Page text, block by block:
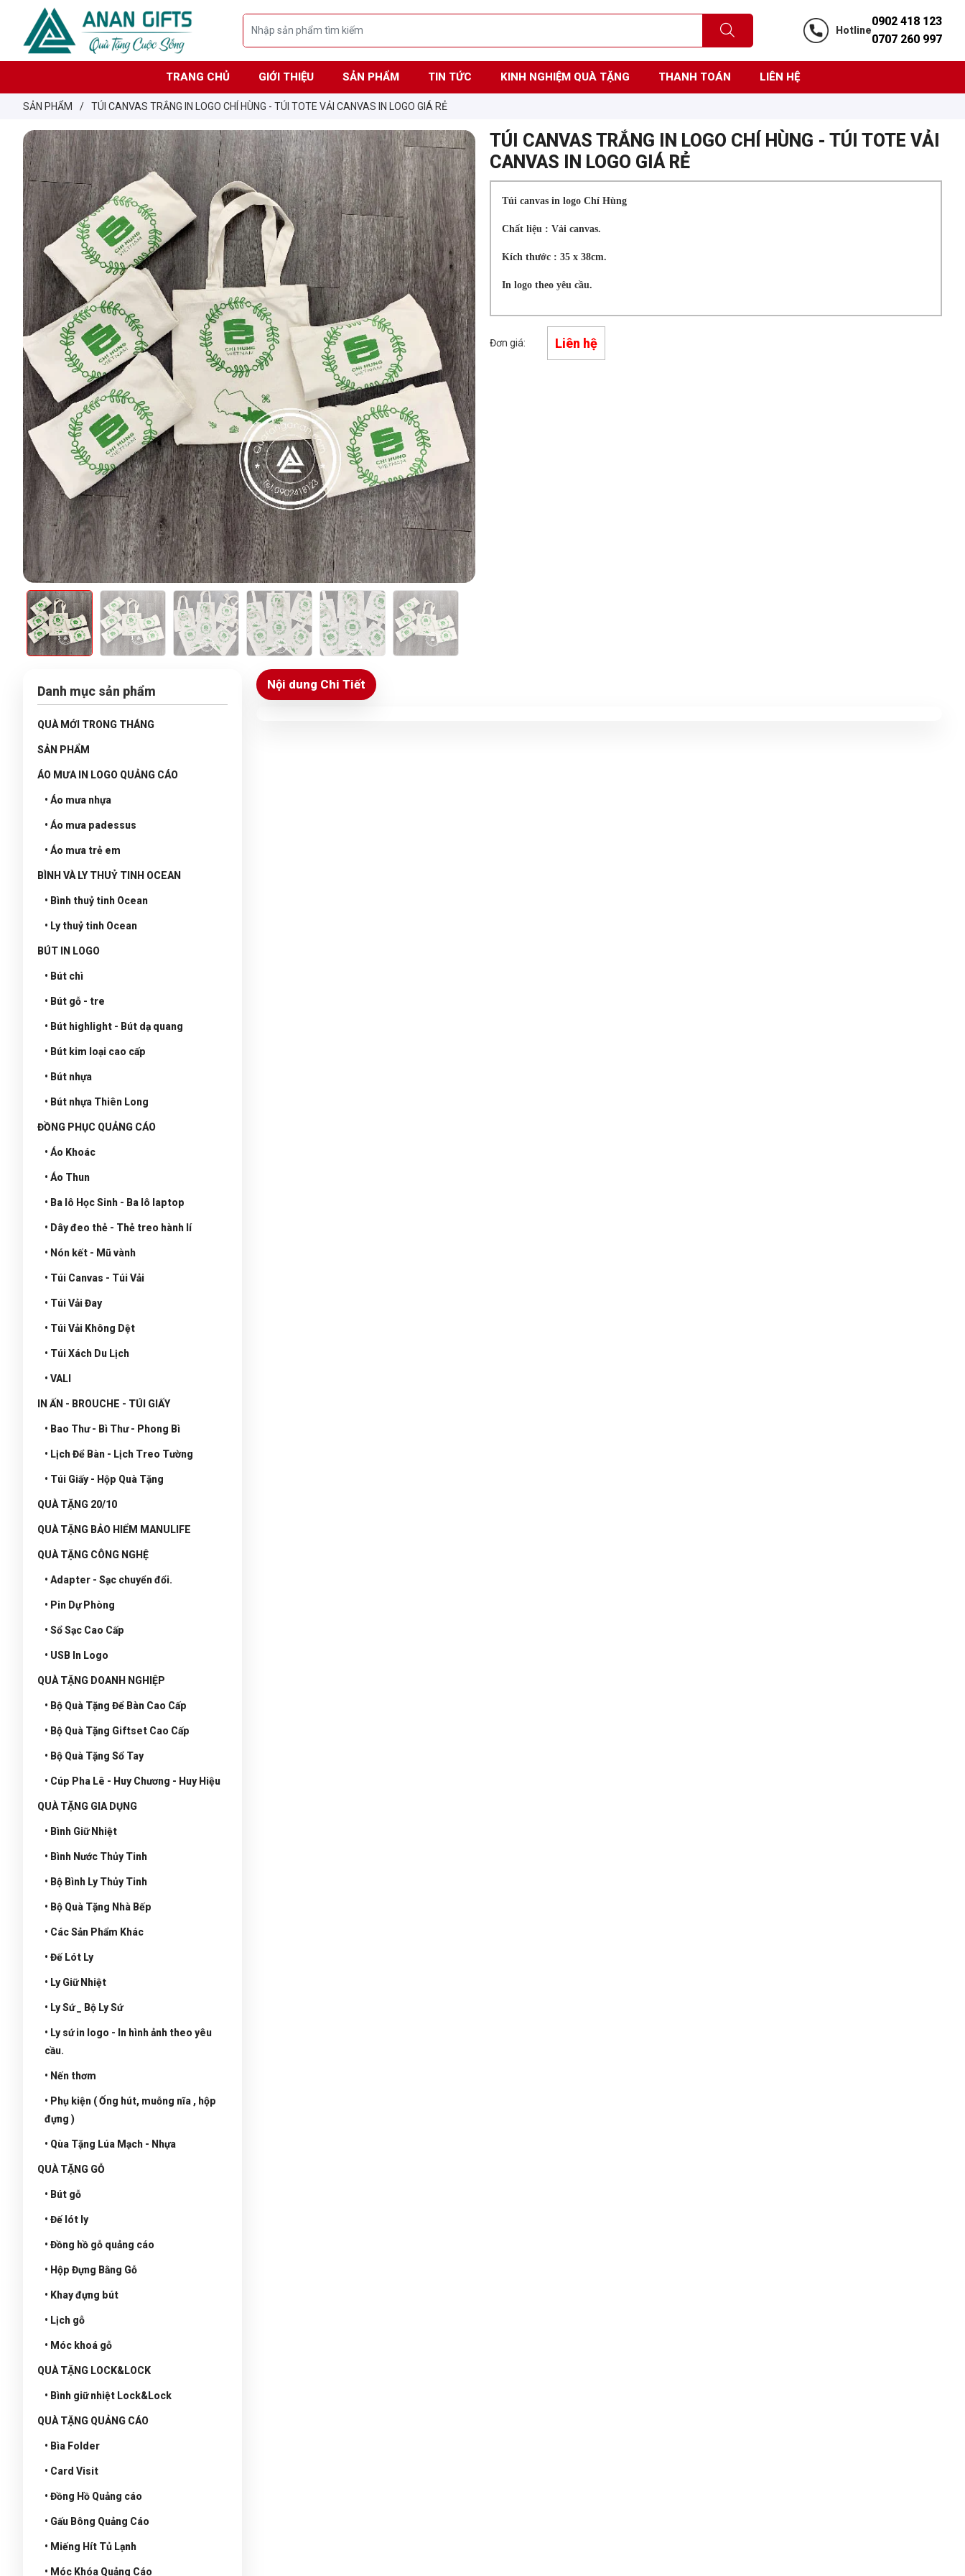
Hotline
0902 418 123
0707 260 997
TRANG CHỦ GIỚI THIỆU SẢN PHẨM TIN TỨC KINH NGHIỆM QUÀ TẶNG THANH TOÁN LIÊN HỆ
SẢN PHẨM / TÚI CANVAS TRẮNG IN LOGO CHÍ HÙNG - TÚI TOTE VẢI CANVAS IN LOGO GIÁ RẺ
TÚI CANVAS TRẮNG IN LOGO CHÍ HÙNG - TÚI TOTE VẢI
CANVAS IN LOGO GIÁ RẺ
Túi canvas in logo Chí Hùng
Chất liệu : Vải canvas.
Kích thước : 35 x 38cm.
In logo theo yêu cầu.
Đơn giá: Liên hệ
Danh mục sản phẩm
QUÀ MỚI TRONG THÁNG
SẢN PHẨM
ÁO MƯA IN LOGO QUẢNG CÁO
• Áo mưa nhựa
• Áo mưa padessus
• Áo mưa trẻ em
BÌNH VÀ LY THUỶ TINH OCEAN
• Bình thuỷ tinh Ocean
• Ly thuỷ tinh Ocean
BÚT IN LOGO
• Bút chì
• Bút gỗ - tre
• Bút highlight - Bút dạ quang
• Bút kim loại cao cấp
• Bút nhựa
• Bút nhựa Thiên Long
ĐỒNG PHỤC QUẢNG CÁO
• Áo Khoác
• Áo Thun
• Ba lô Học Sinh - Ba lô laptop
• Dây đeo thẻ - Thẻ treo hành lí
• Nón kết - Mũ vành
• Túi Canvas - Túi Vải
• Túi Vải Đay
• Túi Vải Không Dệt
• Túi Xách Du Lịch
• VALI
IN ẤN - BROUCHE - TÚI GIẤY
• Bao Thư - Bì Thư - Phong Bì
• Lịch Để Bàn - Lịch Treo Tường
• Túi Giấy - Hộp Quà Tặng
QUÀ TẶNG 20/10
QUÀ TẶNG BẢO HIỂM MANULIFE
QUÀ TẶNG CÔNG NGHỆ
• Adapter - Sạc chuyển đổi.
• Pin Dự Phòng
• Sổ Sạc Cao Cấp
• USB In Logo
QUÀ TẶNG DOANH NGHIỆP
• Bộ Quà Tặng Để Bàn Cao Cấp
• Bộ Quà Tặng Giftset Cao Cấp
• Bộ Quà Tặng Sổ Tay
• Cúp Pha Lê - Huy Chương - Huy Hiệu
QUÀ TẶNG GIA DỤNG
• Bình Giữ Nhiệt
• Bình Nước Thủy Tinh
• Bộ Bình Ly Thủy Tinh
• Bộ Quà Tặng Nhà Bếp
• Các Sản Phẩm Khác
• Đế Lót Ly
• Ly Giữ Nhiệt
• Ly Sứ _ Bộ Ly Sứ
• Ly sứ in logo - In hình ảnh theo yêu
cầu.
• Nến thơm
• Phụ kiện ( Ống hút, muỗng nĩa , hộp
đựng )
• Qùa Tặng Lúa Mạch - Nhựa
QUÀ TẶNG GỖ
• Bút gỗ
• Đế lót ly
• Đồng hồ gỗ quảng cáo
• Hộp Đựng Bằng Gỗ
• Khay đựng bút
• Lịch gỗ
• Móc khoá gỗ
QUÀ TẶNG LOCK&LOCK
• Bình giữ nhiệt Lock&Lock
QUÀ TẶNG QUẢNG CÁO
• Bìa Folder
• Card Visit
• Đồng Hồ Quảng cáo
• Gấu Bông Quảng Cáo
• Miếng Hít Tủ Lạnh
• Móc Khóa Quảng Cáo
Nội dung Chi Tiết